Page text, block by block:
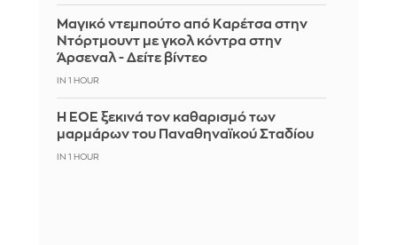
Μαγικό ντεμπούτο από Καρέτσα στην
Ντόρτμουντ με γκολ κόντρα στην
Άρσεναλ - Δείτε βίντεο
IN 1 HOUR
Η ΕΟΕ ξεκινά τον καθαρισμό των
μαρμάρων του Παναθηναϊκού Σταδίου
IN 1 HOUR